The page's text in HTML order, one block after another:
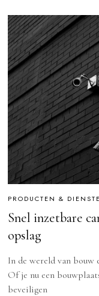
PRODUCTEN &
Snel inzetbare
opslag
In de wereld van
Of je nu een
beveiligen